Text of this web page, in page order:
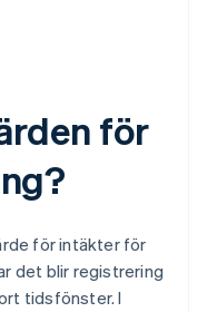
för
för intäkter för
det blir registrering
tidsfönster. I